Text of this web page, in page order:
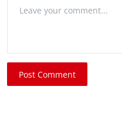
Post Comment